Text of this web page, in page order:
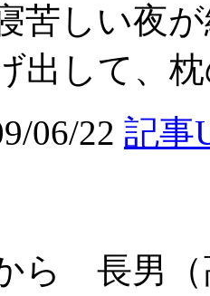
苦しい
出して、
06/22 記事
ら 長男（